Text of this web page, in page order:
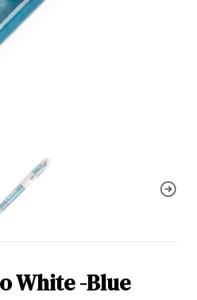
White -Blue